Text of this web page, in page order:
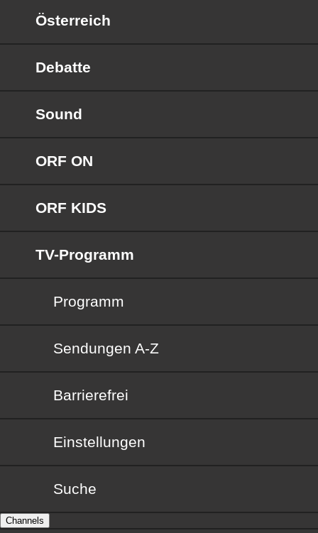
Österreich
Debatte
Sound
ORF ON
ORF KIDS
TV-Programm
Programm
Sendungen von A bis Z
Sendungen A-Z
Barrierefrei
Barrierefrei
Einstellungen
Suche
Channels